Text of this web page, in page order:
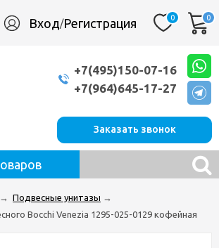
Вход/Регистрация 0 0
+7(495)150-07-16
+7(964)645-17-27
Заказать звонок
→ Подвесные унитазы →
Bocchi Venezia 1295-025-0129 кофейная